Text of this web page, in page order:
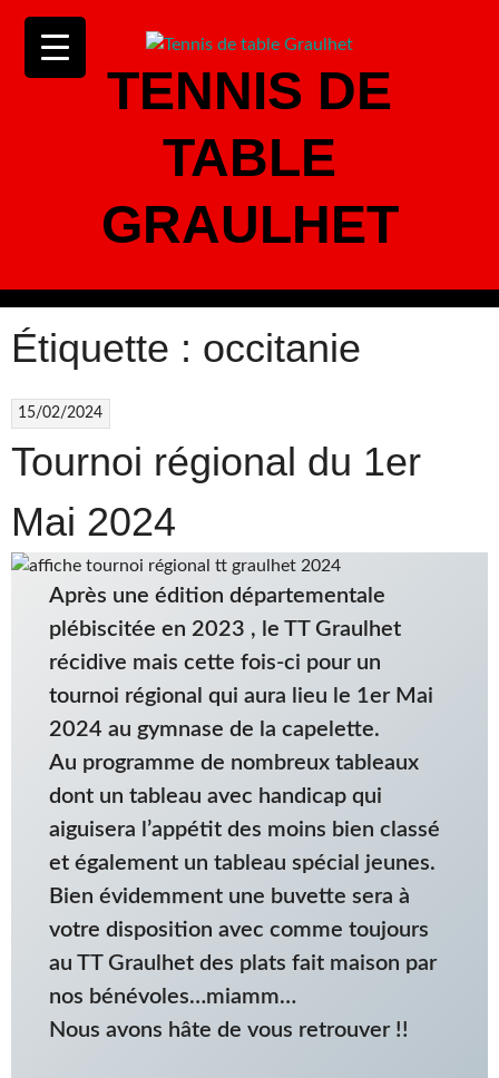
contenu
TENNIS DE
TABLE
GRAULHET
Étiquette : occitanie
15/02/2024
Tournoi régional du 1er
Mai 2024
Après une édition départementale
plébiscitée en 2023 , le TT Graulhet
récidive mais cette fois-ci pour un
tournoi régional qui aura lieu le 1er Mai
2024 au gymnase de la capelette.
Au programme de nombreux tableaux
dont un tableau avec handicap qui
aiguisera l’appétit des moins bien classé
et également un tableau spécial jeunes.
Bien évidemment une buvette sera à
votre disposition avec comme toujours
au TT Graulhet des plats fait maison par
nos bénévoles…miamm…
Nous avons hâte de vous retrouver !!